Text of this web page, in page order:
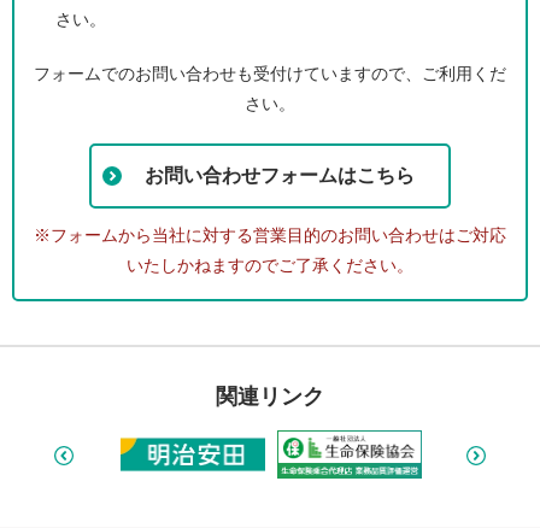
さい。
フォームでのお問い合わせも受付けていますので、ご利用くだ
さい。
お問い合わせフォームはこちら
※フォームから当社に対する営業目的のお問い合わせはご対応
いたしかねますのでご了承ください。
関連リンク